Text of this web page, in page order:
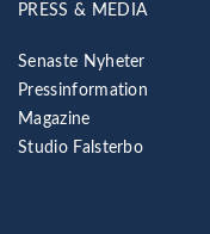
PRESS & MEDIA
Senaste Nyheter
Pressinformation
Magazine
Studio Falsterbo